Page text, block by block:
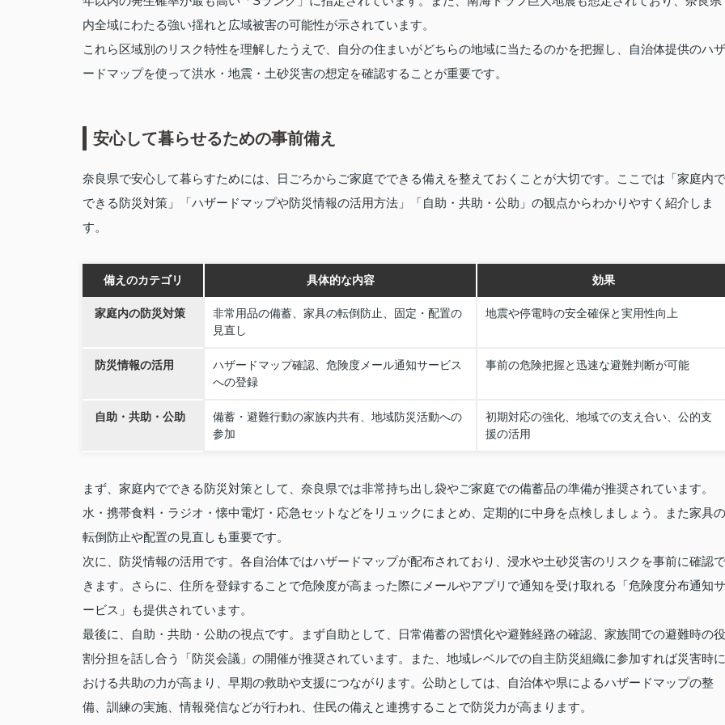
内全域にわたる強い揺れと広域被害の可能性が示されています。
これら区域別のリスク特性を理解したうえで、自分の住まいがどちらの地域に当たるのかを把握し、自治体提供のハザ
ードマップを使って洪水・地震・土砂災害の想定を確認することが重要です。
安心して暮らせるための事前備え
奈良県で安心して暮らすためには、日ごろからご家庭でできる備えを整えておくことが大切です。ここでは「家庭内で
できる防災対策」「ハザードマップや防災情報の活用方法」「自助・共助・公助」の観点からわかりやすく紹介しま
す。
備えのカテゴリ 具体的な内容 効果
家庭内の防災対策
非常用品の備蓄、家具の転倒防止、固定・配置の
見直し
地震や停電時の安全確保と実用性向上
防災情報の活用
ハザードマップ確認、危険度メール通知サービス
への登録
事前の危険把握と迅速な避難判断が可能
自助・共助・公助
備蓄・避難行動の家族内共有、地域防災活動への
参加
初期対応の強化、地域での支え合い、公的支
援の活用
まず、家庭内でできる防災対策として、奈良県では非常持ち出し袋やご家庭での備蓄品の準備が推奨されています。
水・携帯食料・ラジオ・懐中電灯・応急セットなどをリュックにまとめ、定期的に中身を点検しましょう。また家具の
転倒防止や配置の見直しも重要です。
次に、防災情報の活用です。各自治体ではハザードマップが配布されており、浸水や土砂災害のリスクを事前に確認で
きます。さらに、住所を登録することで危険度が高まった際にメールやアプリで通知を受け取れる「危険度分布通知サ
ービス」も提供されています。
最後に、自助・共助・公助の視点です。まず自助として、日常備蓄の習慣化や避難経路の確認、家族間での避難時の役
割分担を話し合う「防災会議」の開催が推奨されています。また、地域レベルでの自主防災組織に参加すれば災害時に
おける共助の力が高まり、早期の救助や支援につながります。公助としては、自治体や県によるハザードマップの整
備、訓練の実施、情報発信などが行われ、住民の備えと連携することで防災力が高まります。